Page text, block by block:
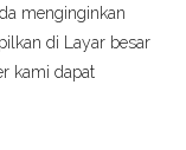
menginginkan
di Layar besar
kami dapat